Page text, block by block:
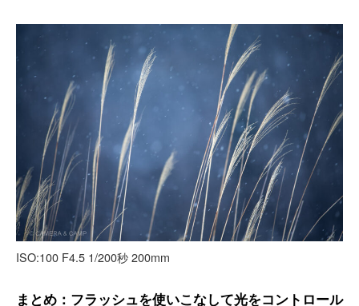
ISO:100 F4.5 1/200秒 200mm
まとめ：フラッシュを使いこなして光をコントロール